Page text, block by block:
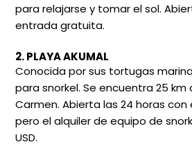
para relajarse y tomar el sol.
entrada gratuita.
2. PLAYA AKUMAL
Conocida por sus tortugas
para snorkel. Se encuentra 25 km
Carmen. Abierta las 24 horas
pero el alquiler de equipo de
USD.